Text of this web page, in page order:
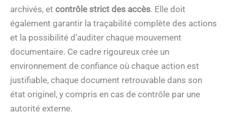
archivés, et contrôle strict des accès. Elle doit
également garantir la traçabilité complète des actions
et la possibilité d’auditer chaque mouvement
documentaire. Ce cadre rigoureux crée un
environnement de confiance où chaque action est
justifiable, chaque document retrouvable dans son
état originel, y compris en cas de contrôle par une
autorité externe.